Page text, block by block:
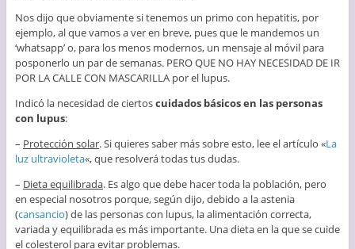
Nos dijo que obviamente si tenemos un primo con hepatitis, por
ejemplo, al que vamos a ver en breve, pues que le mandemos un
‘whatsapp’ o, para los menos modernos, un mensaje al móvil para
posponerlo un par de semanas. PERO QUE NO HAY NECESIDAD DE IR
POR LA CALLE CON MASCARILLA por el lupus.
Indicó la necesidad de ciertoscuidados básicos en las personas
con lupus:
– Protección solar. Si quieres saber más sobre esto, lee el artículo «La
luz ultravioleta«, que resolverá todas tus dudas.
– Dieta equilibrada. Es algo que debe hacer toda la población, pero
en especial nosotros porque, según dijo, debido a la astenia
(cansancio) de las personas con lupus, la alimentación correcta,
variada y equilibrada es más importante. Una dieta en la que se cuide
el colesterol para evitar problemas.